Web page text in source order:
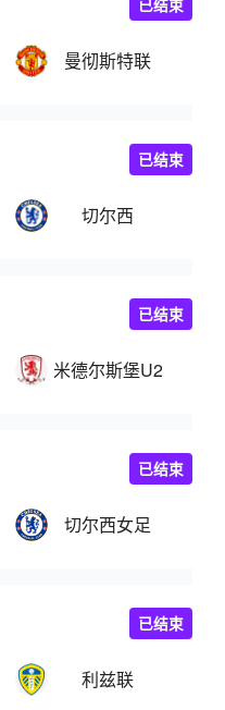
曼彻斯特联
已结束
切尔西
已结束
米德尔斯堡U21
已结束
切尔西女足
已结束
利兹联
已结束